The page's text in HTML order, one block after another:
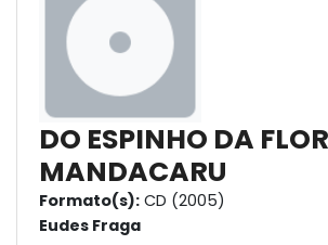
DO ESPINHO DA
MANDACARU
Formato(s): CD (2005)
Eudes Fraga